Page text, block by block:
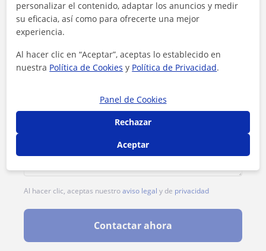
Al hacer clic, aceptas nuestroaviso legal y de privacidad
Contactar ahora
personalizar el contenido, adaptar los anuncios y medir
su eficacia, así como para ofrecerte una mejor
experiencia.
Al hacer clic en “Aceptar”, aceptas lo establecido en
nuestra Política de Cookies y Política de Privacidad.
Panel de Cookies
Rechazar
Aceptar